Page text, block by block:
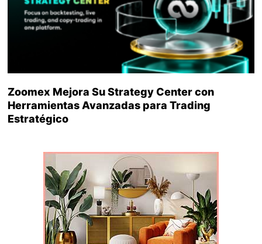
Zoomex Mejora Su Strategy Center con
Herramientas Avanzadas para Trading
Estratégico